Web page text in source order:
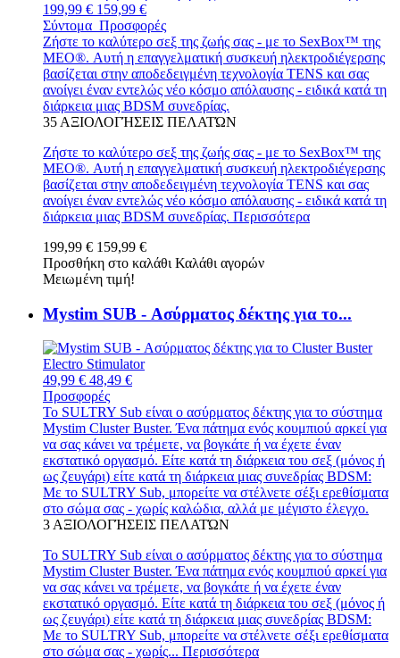
199,99 € 159,99 €
Σύντομα Προσφορές
Ζήστε το καλύτερο σεξ της ζωής σας - με το SexBox™ της
MEO®. Αυτή η επαγγελματική συσκευή ηλεκτροδιέγερσης
βασίζεται στην αποδεδειγμένη τεχνολογία TENS και σας
ανοίγει έναν εντελώς νέο κόσμο απόλαυσης - ειδικά κατά τη
διάρκεια μιας BDSM συνεδρίας.
35 ΑΞΙΟΛΟΓΉΣΕΙΣ ΠΕΛΑΤΏΝ
Ζήστε το καλύτερο σεξ της ζωής σας - με το SexBox™ της
MEO®. Αυτή η επαγγελματική συσκευή ηλεκτροδιέγερσης
βασίζεται στην αποδεδειγμένη τεχνολογία TENS και σας
ανοίγει έναν εντελώς νέο κόσμο απόλαυσης - ειδικά κατά τη
διάρκεια μιας BDSM συνεδρίας. Περισσότερα
199,99 € 159,99 €
Προσθήκη στο καλάθι Καλάθι αγορών
Μειωμένη τιμή!
Mystim SUB - Ασύρματος δέκτης για το...
49,99 € 48,49 €
Προσφορές
Το SULTRY Sub είναι ο ασύρματος δέκτης για το σύστημα
Mystim Cluster Buster. Ένα πάτημα ενός κουμπιού αρκεί για
να σας κάνει να τρέμετε, να βογκάτε ή να έχετε έναν
εκστατικό οργασμό. Είτε κατά τη διάρκεια του σεξ (μόνος ή
ως ζευγάρι) είτε κατά τη διάρκεια μιας συνεδρίας BDSM:
Με το SULTRY Sub, μπορείτε να στέλνετε σέξι ερεθίσματα
στο σώμα σας - χωρίς καλώδια, αλλά με μέγιστο έλεγχο.
3ΑΞΙΟΛΟΓΉΣΕΙΣ ΠΕΛΑΤΏΝ
Το SULTRY Sub είναι ο ασύρματος δέκτης για το σύστημα
Mystim Cluster Buster. Ένα πάτημα ενός κουμπιού αρκεί για
να σας κάνει να τρέμετε, να βογκάτε ή να έχετε έναν
εκστατικό οργασμό. Είτε κατά τη διάρκεια του σεξ (μόνος ή
ως ζευγάρι) είτε κατά τη διάρκεια μιας συνεδρίας BDSM:
Με το SULTRY Sub, μπορείτε να στέλνετε σέξι ερεθίσματα
στο σώμα σας - χωρίς... Περισσότερα